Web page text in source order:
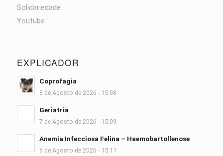
Solidariedade
Youtube
EXPLICADOR
Coprofagia
8 de Agosto de 2026 - 15:08
Geriatria
7 de Agosto de 2026 - 15:09
Anemia Infecciosa Felina – Haemobartollenose
6 de Agosto de 2026 - 15:11